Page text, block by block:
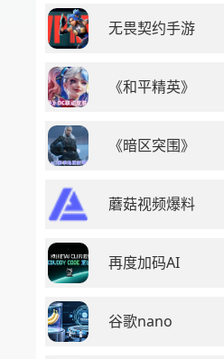
无畏契约手游
《和平精英》
《暗区突围》
蘑菇视频爆料
再度加码AI
谷歌nano